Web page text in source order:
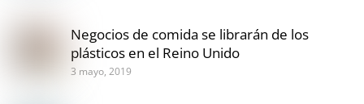
Negocios de comida se librarán de los
plásticos en el Reino Unido
3 mayo, 2019